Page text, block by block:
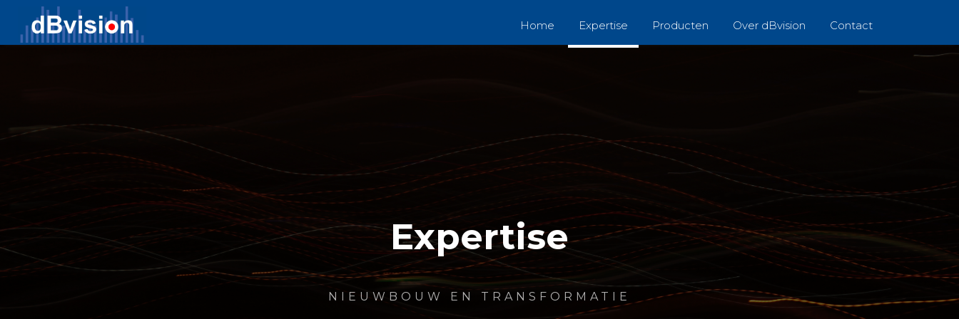
Home Expertise Producten Over dBvision Contact
Expertise
NIEUWBOUW EN TRANSFORMATIE